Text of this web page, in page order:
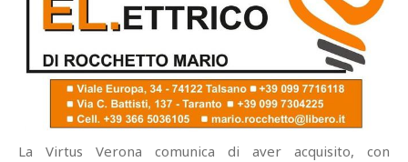
La Virtus Verona comunica di aver acquisito, con